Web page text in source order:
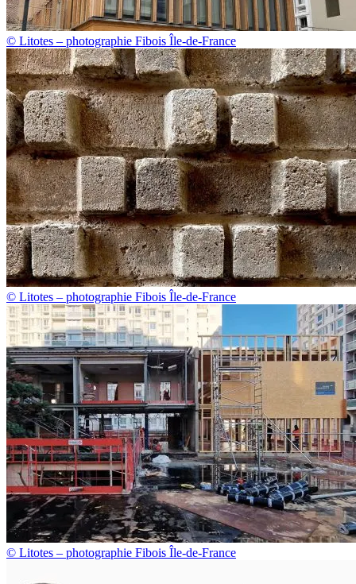
© Litotes – photographie Fibois Île-de-France
© Litotes – photographie Fibois Île-de-France
© Litotes – photographie Fibois Île-de-France